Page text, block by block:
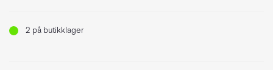
2 på butikklager